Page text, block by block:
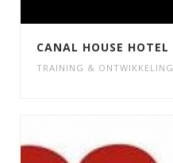
CANAL HOUSE HOTEL
TRAINING & ONTWIKKELING